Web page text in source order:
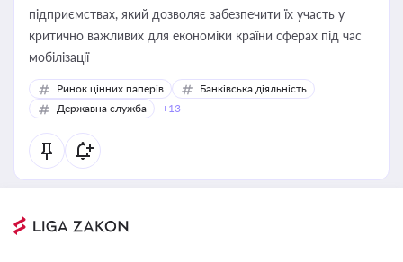
підприємствах, який дозволяє забезпечити їх участь у
критично важливих для економіки країни сферах під час
мобілізації
Ринок цінних паперів
Банківська діяльність
Державна служба
+13